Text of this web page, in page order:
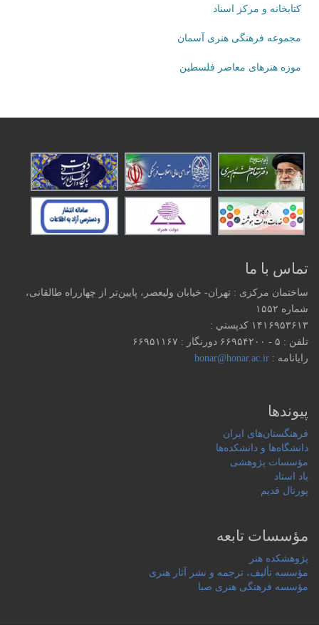
کتابخانه و مرکز اسناد
مجموعه فرهنگی هنری آسمان
موزه هنرهای‌ معاصر فلسطین
تماس با ما
ساختمان مرکزی : تهران- خیابان ولیعصر، پایین‌تر از چهارراه طالقانی،
شماره ۱۵۵۲
۱۴۱۶۹۵۳۶۱۳ كدپستي :
تلفن : ۵ - ۶۶۹۵۴۲۰۰ دورنگار : ۶۶۹۵۱۱۶۷
رایانامه :honar@honar.ac.ir
پیوندها
فرهنگستان‌های ایران
دانشگاه‌ها و دانشکده‌ها
مؤسسات پژوهشی
یاد استاد
پورتال قدیم
مؤسسات تابعه
پژوهشکده هنر
مؤسسه تألیف، ترجمه و نشر آثار هنری
مؤسسه فرهنگی هنری صبا